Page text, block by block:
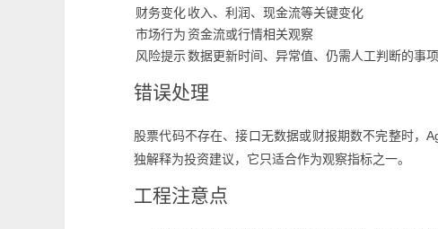
财务变化收入、利润、现金流等关键变化
市场行为资金流或行情相关观察
风险提示数据更新时间、异常值、仍需人工判断的事项
错误处理
股票代码不存在、接口无数据或财报期数不完整时，
独解释为投资建议，它只适合作为观察指标之一。
工程注意点